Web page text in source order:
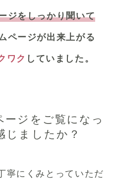
ジをしっかり聞いて
ページが出来上がる
ワク していました。
ジをご覧になっ
じましたか？
寧にくみとっていただ